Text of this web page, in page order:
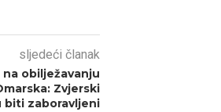
sljedeći članak
obilježavanju
Zvjerski
biti zaboravljeni